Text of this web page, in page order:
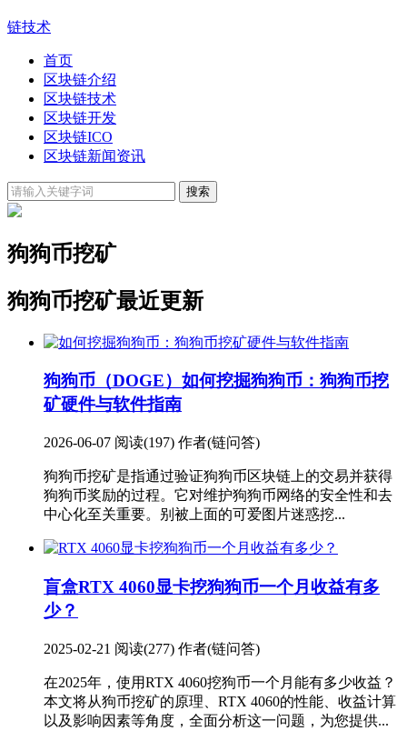
链技术
首页
区块链介绍
区块链技术
区块链开发
区块链ICO
区块链新闻资讯
狗狗币挖矿
狗狗币挖矿最近更新
狗狗币（DOGE） 如何挖掘狗狗币：狗狗币挖
矿硬件与软件指南
2026-06-07 阅读(197) 作者(链问答)
狗狗币挖矿是指通过验证狗狗币区块链上的交易并获得
狗狗币奖励的过程。它对维护狗狗币网络的安全性和去
中心化至关重要。别被上面的可爱图片迷惑挖...
盲盒RTX 4060显卡挖狗狗币一个月收益有多
少？
2025-02-21 阅读(277) 作者(链问答)
在2025年，使用RTX 4060挖狗币一个月能有多少收益？
本文将从狗币挖矿的原理、RTX 4060的性能、收益计算
以及影响因素等角度，全面分析这一问题，为您提供...